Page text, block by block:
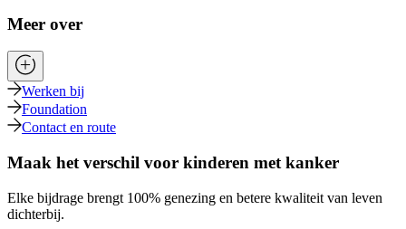
Meer over
Werken bij
Foundation
Contact en route
Maak het verschil voor kinderen met kanker
Elke bijdrage brengt 100% genezing en betere kwaliteit van leven
dichterbij.